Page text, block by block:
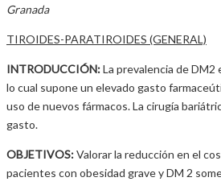
Granada
TIROIDES-PARATIROIDES (GENERAL)
INTRODUCCIÓN:La prevalencia de DM2
lo cual supone un elevado gasto
uso de nuevos fármacos. La cirugía
gasto.
OBJETIVOS:Valorar la reducción en el
pacientes con obesidad grave y DM 2